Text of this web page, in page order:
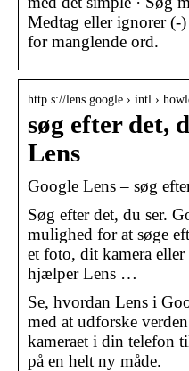
Medtag eller ignorer
for manglende ord.
http s://lens.google › intl ›
søg efter det,
Lens
Google Lens – søg
Søg efter det, du ser.
mulighed for at søge
et foto, dit kamera
hjælper Lens …
Se, hvordan Lens i
med at udforske
kameraet i din telefon
på en helt ny måde.